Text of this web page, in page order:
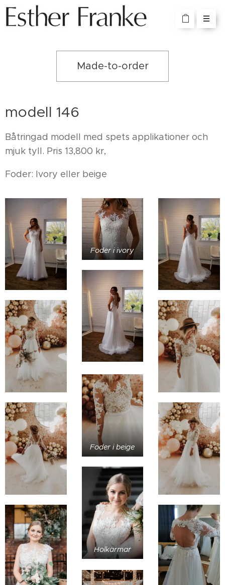
Made-to-order
modell 146
Båtringad modell med spets applikationer och
mjuk tyll. Pris 13,800 kr,
Foder: Ivory eller beige
Foder i ivory
Foder i beige
Holkärmar